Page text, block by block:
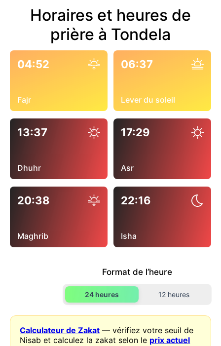
Horaires et heures de
prière à Tondela
04:52
Fajr
06:37
Lever du soleil
13:37
Dhuhr
17:29
Asr
20:38
Maghrib
22:16
Isha
Format de l’heure
24 heures 12 heures
Calculateur de Zakat — vérifiez votre seuil de
Nisab et calculez la zakat selon le prix actuel